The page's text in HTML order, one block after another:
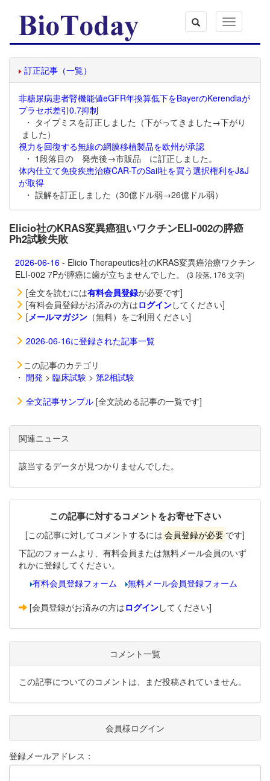
Toggle
navigation
訂正記事（一覧）
非糖尿病患者腎機能値eGFR年換算低下をBayerのKerendiaが
プラセボ差引0.7抑制
・ タイプミスを訂正しました（下がってきました→下がり
ました）
視力を回復する無線の網膜移植製品を欧州が承認
・ 1段落目の 発売後→市販品 に訂正しました。
体内仕立て免疫疾患治療CAR-TのSail社を買う選択権利をJ&J
が取得
・ 誤解を訂正しました（30億ドル弱→26億ドル弱）
Elicio社のKRAS変異癌狙いワクチンELI-002の膵癌
Ph2試験失敗
2026-06-16 - Elicio Therapeutics社のKRAS変異癌治療ワクチン
ELI-002 7Pが膵癌に歯が立ちませんでした。
(3 段落, 176 文字)
[全文を読むには有料会員登録が必要です]
[有料会員登録がお済みの方はログインしてください]
[メールマガジン （無料）をご利用ください]
2026-06-16に登録された記事一覧
この記事のカテゴリ
・ 開発 > 臨床試験 > 第2相試験
全文記事サンプル [全文読める記事の一覧です]
関連ニュース
該当するデータが見つかりませんでした。
この記事に対するコメントをお寄せ下さい
[この記事に対してコメントするには 会員登録が必要 です]
下記のフォームより、有料会員または無料メール会員のいず
れかに登録してください。
有料会員登録フォーム
無料メール会員登録フォーム
[会員登録がお済みの方はログインしてください]
コメント一覧
この記事についてのコメントは、まだ投稿されていません。
会員様ログイン
登録メールアドレス：